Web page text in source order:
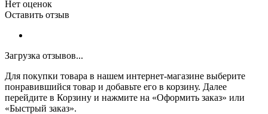
Нет оценок
Оставить отзыв
Загрузка отзывов...
Для покупки товара в нашем интернет-магазине выберите
понравившийся товар и добавьте его в корзину. Далее
перейдите в Корзину и нажмите на «Оформить заказ» или
«Быстрый заказ».